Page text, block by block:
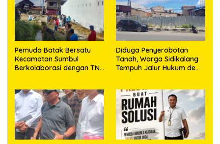
Pemuda Batak Bersatu
Kecamatan Sumbul
Berkolaborasi dengan TNI
023/KS dan HUT Ke-81
Kemerdekaan RI
Diduga Penyerobotan
Tanah, Warga Sidikalang
Tempuh Jalur Hukum demi